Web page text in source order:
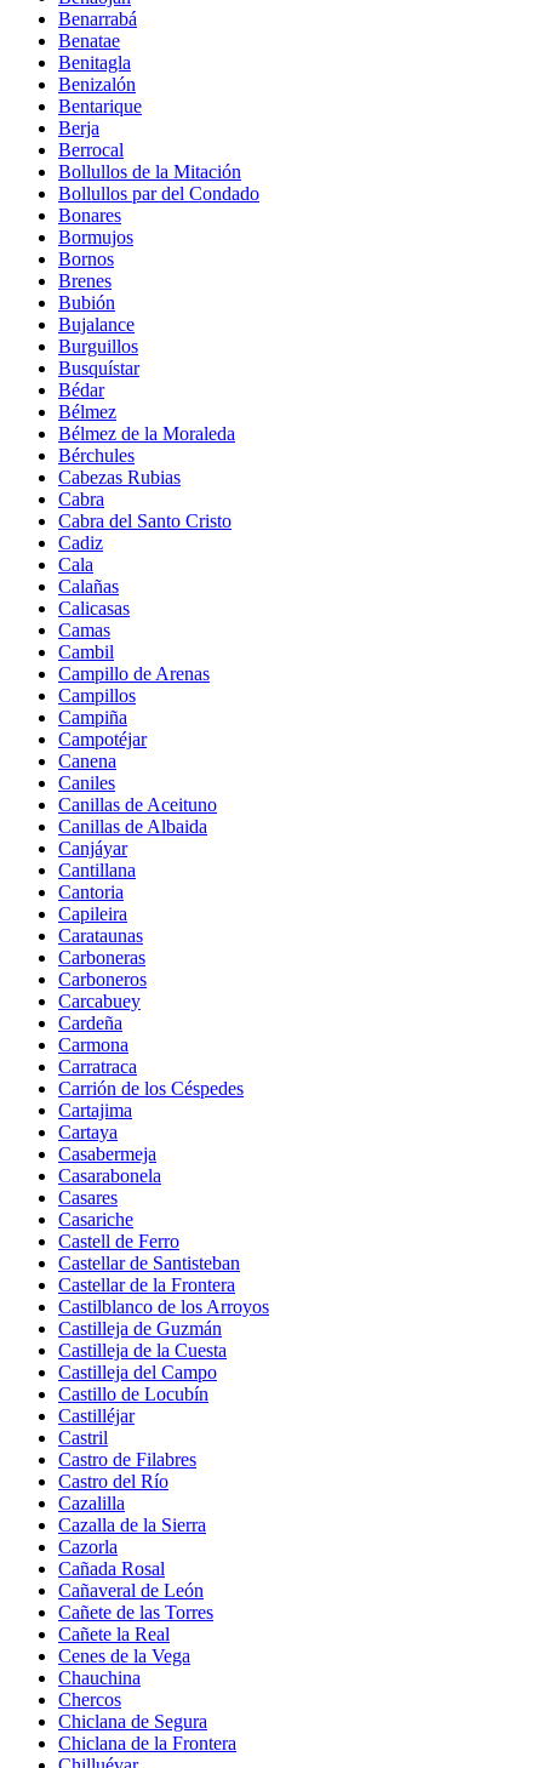
Benarrabá
Benatae
Benitagla
Benizalón
Bentarique
Berja
Berrocal
Bollullos de la Mitación
Bollullos par del Condado
Bonares
Bormujos
Bornos
Brenes
Bubión
Bujalance
Burguillos
Busquístar
Bédar
Bélmez
Bélmez de la Moraleda
Bérchules
Cabezas Rubias
Cabra
Cabra del Santo Cristo
Cadiz
Cala
Calañas
Calicasas
Camas
Cambil
Campillo de Arenas
Campillos
Campiña
Campotéjar
Canena
Caniles
Canillas de Aceituno
Canillas de Albaida
Canjáyar
Cantillana
Cantoria
Capileira
Carataunas
Carboneras
Carboneros
Carcabuey
Cardeña
Carmona
Carratraca
Carrión de los Céspedes
Cartajima
Cartaya
Casabermeja
Casarabonela
Casares
Casariche
Castell de Ferro
Castellar de Santisteban
Castellar de la Frontera
Castilblanco de los Arroyos
Castilleja de Guzmán
Castilleja de la Cuesta
Castilleja del Campo
Castillo de Locubín
Castilléjar
Castril
Castro de Filabres
Castro del Río
Cazalilla
Cazalla de la Sierra
Cazorla
Cañada Rosal
Cañaveral de León
Cañete de las Torres
Cañete la Real
Cenes de la Vega
Chauchina
Chercos
Chiclana de Segura
Chiclana de la Frontera